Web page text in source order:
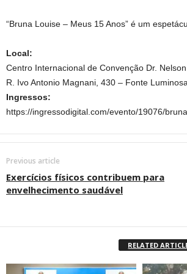
“Bruna Louise – Meus 15 Anos” é um
Local:
Centro Internacional de Convenção Dr.
R. Ivo Antonio Magnani, 430 – Fonte
Ingressos:
https://ingressodigital.com/evento/19076/
Previous article
Exercícios físicos contribuem para
envelhecimento saudável
RELATED